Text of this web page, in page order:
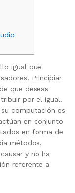
igual que
Principiar
que deseas
por el igual.
computación es
en conjunto
en forma de
métodos,
y no ha
referente a